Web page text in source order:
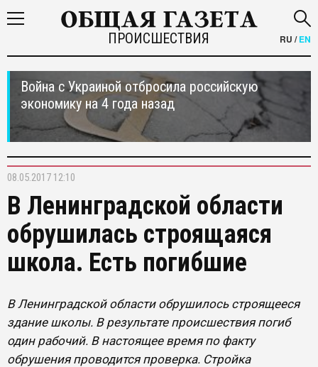
ПРОИСШЕСТВИЯ RU /EN
Война с Украиной отбросила российскую
экономику на 4 года назад
08.05.2017 12:10
В Ленинградской области
обрушилась строящаяся
школа. Есть погибшие
В Ленинградской области обрушилось строящееся
здание школы. В результате происшествия погиб
один рабочий. В настоящее время по факту
обрушения проводится проверка. Стройка